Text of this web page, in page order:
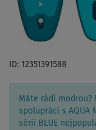
ID: 12351391588
Máte rádi modrou?
spolupráci s AQUA
sérii BLUE